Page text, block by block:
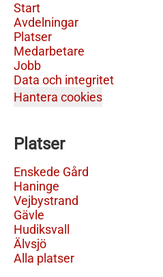
Start
Avdelningar
Platser
Medarbetare
Jobb
Data och integritet
Hantera cookies
Platser
Enskede Gård
Haninge
Vejbystrand
Gävle
Hudiksvall
Älvsjö
Alla platser